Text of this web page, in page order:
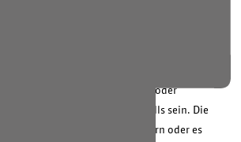
Hirninfarkt oder Apoplex bezeichnet, ist ein
sofortigen ärztlichen Behandlung bedarf.
Taubheitsgefühle, Schwindel bis
starke Kopfschmerzen, Seh- oder
Symptome eines Schlaganfalls sein. Die
verstopft ein Gefäß im Gehirn oder es